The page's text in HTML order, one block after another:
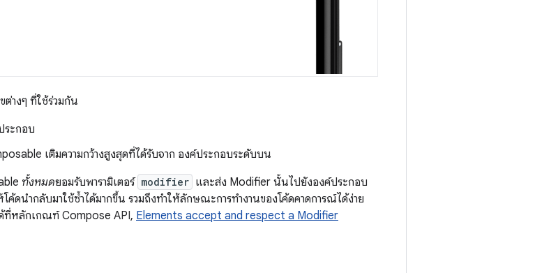
างๆ ที่ใช้ร่วมกัน
ระกอบ
เติมความกว้างสูงสุดที่ได้รับจาก องค์ประกอบระดับบน
ทั้งหมดยอมรับพารามิเตอร์ modifier และส่ง Modifier นั้นไปยังองค์ประกอบ
ดนำกลับมาใช้ซ้ำได้มากขึ้น รวมถึงทำให้ลักษณะการทำงานของโค้ดคาดการณ์ได้ง่าย
ที่หลักเกณฑ์ Compose API, Elements accept and respect a Modifier